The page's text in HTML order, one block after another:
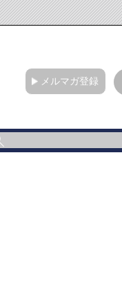
メルマガ登録